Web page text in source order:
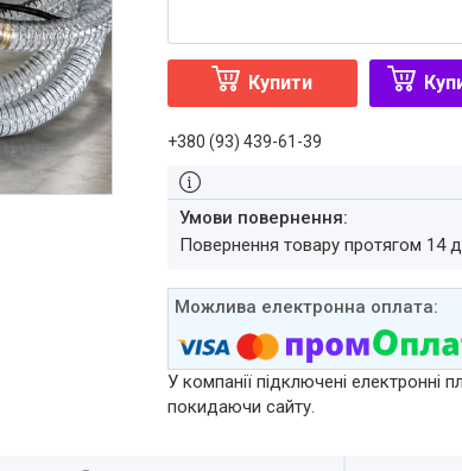
Купити
+380 (93) 439-61-39
повернення товару протягом 14
У компанії підключені електронні
покидаючи сайту.